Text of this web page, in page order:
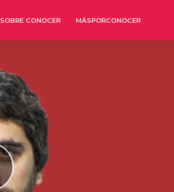
SOBRE CONOCER MÁSPORCONOCER